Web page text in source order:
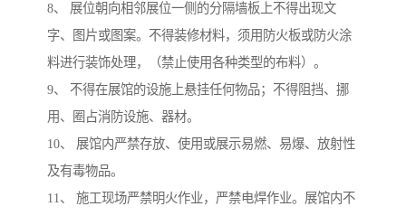
8、 展位朝向相邻展位一侧的分隔墙板上不得出现文
字、图片或图案。不得装修材料，须用防火板或防火涂
料进行装饰处理，（禁止使用各种类型的布料）。
9、 不得在展馆的设施上悬挂任何物品；不得阻挡、挪
用、圈占消防设施、器材。
10、 展馆内严禁存放、使用或展示易燃、易爆、放射性
及有毒物品。
11、 施工现场严禁明火作业，严禁电焊作业。展馆内不